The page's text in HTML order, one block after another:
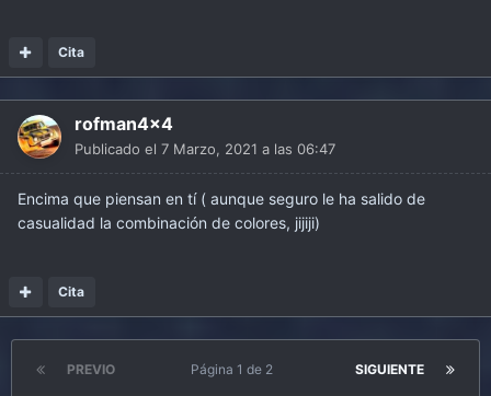
Cita
rofman4x4
Publicado el 7 Marzo, 2021 a las 06:47
Encima que piensan en tí ( aunque seguro le ha salido de
casualidad la combinación de colores, jijiji)
Cita
PREVIO SIGUIENTE
Página 1 de 2